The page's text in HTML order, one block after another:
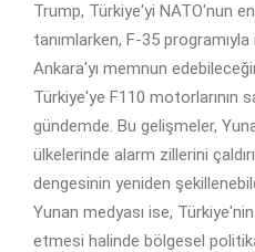
Trump, Türkiye'yi NATO'nun
tanımlarken, F-35 programıyla
Ankara'yı memnun
Türkiye'ye F110 motorlarının
gündemde. Bu gelişmeler,
ülkelerinde alarm zillerini
dengesinin yeniden
Yunan medyası ise,
etmesi halinde bölgesel